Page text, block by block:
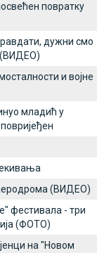
повратку
дужни смо
(ВИДЕО)
и војне
младић у
(ВИДЕО)
фестивала - три
(ФОТО)
на "Новом